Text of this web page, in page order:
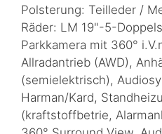
Polsterung: Teilleder /
Räder: LM 19"-5-
Parkkamera mit 360°
Allradantrieb (AWD),
(semielektrisch),
Harman/Kard,
(kraftstoffbetrie,